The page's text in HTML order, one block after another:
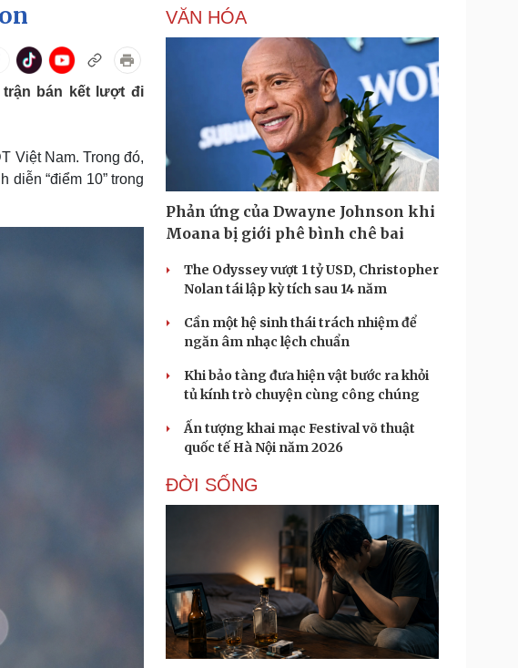
Giá cà phê
Doanh nghiệp
Doanh nghiệp 24h
Doanh nhân
Vì cộng đồng
Công nghệ
Sành điệu
Tin Công nghệ
Trải nghiệm
Chuyển đổi số
Podcast
Đọc truyện đêm khuya
Cửa sổ tình yêu
Hạt giống tâm hồn
trận bán kết lượt đi
Việt Nam. Trong đó,
“điểm 10” trong
VĂN HÓA
Phản ứng của Dwayne Johnson khi
Moana bị giới phê bình chê bai
The Odyssey vượt 1 tỷ USD, Christopher
Nolan tái lập kỳ tích sau 14 năm
Cần một hệ sinh thái trách nhiệm để
ngăn âm nhạc lệch chuẩn
Khi bảo tàng đưa hiện vật bước ra khỏi
tủ kính trò chuyện cùng công chúng
Ấn tượng khai mạc Festival võ thuật
quốc tế Hà Nội năm 2026
ĐỜI SỐNG